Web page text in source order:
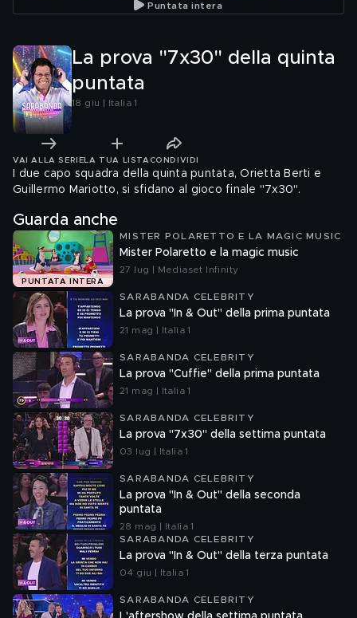
Puntata intera
La prova "7x30" della quinta
puntata
18 giu | Italia 1
VAI ALLA SERIE LA TUA LISTA CONDIVIDI
I due capo squadra della quinta puntata, Orietta Berti e
Guillermo Mariotto, si sfidano al gioco finale "7x30".
Guarda anche
PUNTATA INTERA
MISTER POLARETTO E LA MAGIC MUSIC
Mister Polaretto e la magic music
27 lug | Mediaset Infinity
SARABANDA CELEBRITY
La prova "In & Out" della prima puntata
21 mag | Italia 1
SARABANDA CELEBRITY
La prova "Cuffie" della prima puntata
21 mag | Italia 1
SARABANDA CELEBRITY
La prova "7x30" della settima puntata
03 lug | Italia 1
SARABANDA CELEBRITY
La prova "In & Out" della seconda
puntata
28 mag | Italia 1
SARABANDA CELEBRITY
La prova "In & Out" della terza puntata
04 giu | Italia 1
SARABANDA CELEBRITY